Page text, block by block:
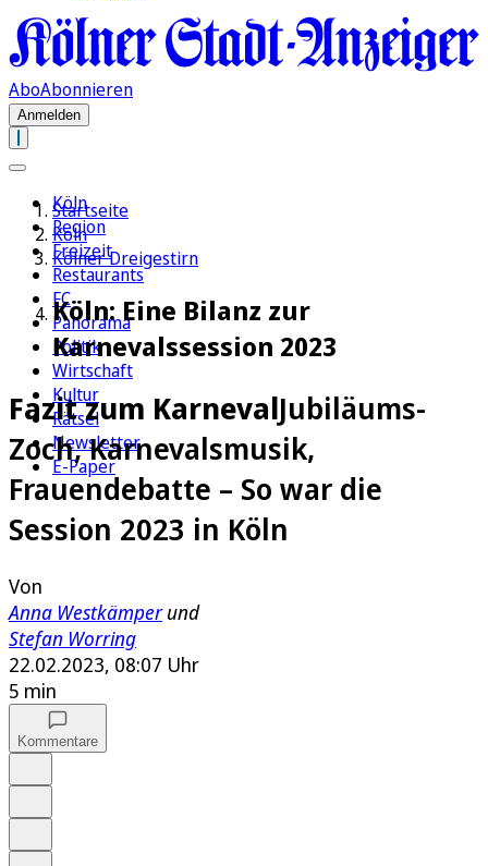
AboAbonnieren
Anmelden
Köln
Region
Freizeit
Restaurants
FC
Panorama
Politik
Wirtschaft
Kultur
Rätsel
Newsletter
E-Paper
Startseite
Köln
Kölner Dreigestirn
Köln: Eine Bilanz zur
Karnevalssession 2023
Fazit zum KarnevalJubiläums-
Zoch, Karnevalsmusik,
Frauendebatte – So war die
Session 2023 in Köln
Von
Anna Westkämperund
Stefan Worring
22.02.2023, 08:07 Uhr
5 min
Kommentare